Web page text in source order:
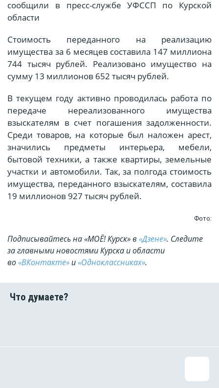
сообщили в пресс-службе УФССП по Курской
области
Стоимость переданного на реализацию
имущества за 6 месяцев составила 147 миллиона
744 тысяч рублей. Реализовано имущество на
сумму 13 миллионов 652 тысяч рублей.
В текущем году активно проводилась работа по
передаче нереализованного имущества
взыскателям в счет погашения задолженности.
Среди товаров, на которые был наложен арест,
значились предметы интерьера, мебели,
бытовой техники, а также квартиры, земельные
участки и автомобили. Так, за полгода стоимость
имущества, переданного взыскателям, составила
19 миллионов 927 тысяч рублей.
Фото:
Подписывайтесь на «МОЁ! Курск» в «Дзене». Cледите
за главными новостями Курска и области
во«ВКонтакте» и«Одноклассниках».